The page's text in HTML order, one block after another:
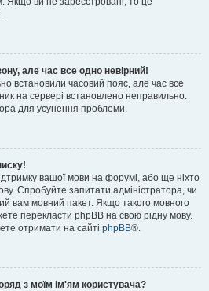
але час все одно невірний!
встановили часовий пояс, але час все
на сервері встановлено неправильно.
для усунення проблеми.
вашої мови на форумі, або ще ніхто
Спробуйте запитати адміністратора, чи
вам мовний пакет. Якщо такого мовного
перекласти phpBB на свою рідну мову.
отримати на сайті phpBB®.
з моїм ім'ям користувача?